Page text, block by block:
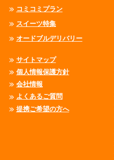
コミコミプラン
スイーツ特集
オードブルデリバリー
サイトマップ
個人情報保護方針
会社情報
よくあるご質問
提携ご希望の方へ